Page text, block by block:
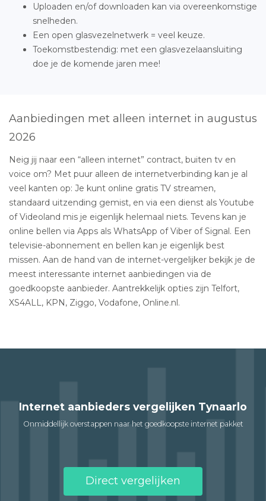
Uploaden en/of downloaden kan via overeenkomstige
snelheden.
Een open glasvezelnetwerk = veel keuze.
Toekomstbestendig: met een glasvezelaansluiting
doe je de komende jaren mee!
Aanbiedingen met alleen internet in augustus
2026
Neig jij naar een “alleen internet” contract, buiten tv en
voice om? Met puur alleen de internetverbinding kan je al
veel kanten op: Je kunt online gratis TV streamen,
standaard uitzending gemist, en via een dienst als Youtube
of Videoland mis je eigenlijk helemaal niets. Tevens kan je
online bellen via Apps als WhatsApp of Viber of Signal. Een
televisie-abonnement en bellen kan je eigenlijk best
missen. Aan de hand van de internet-vergelijker bekijk je de
meest interessante internet aanbiedingen via de
goedkoopste aanbieder. Aantrekkelijk opties zijn Telfort,
XS4ALL, KPN, Ziggo, Vodafone, Online.nl.
Internet aanbieders vergelijken Tynaarlo
Onmiddellijk overstappen naar het goedkoopste internet pakket
Direct vergelijken